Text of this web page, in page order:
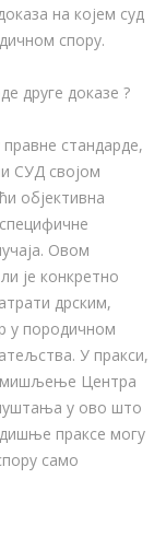
на којем суд
спору.
друге доказе ?
стандарде,
СУД својом
објективна
Овом
је конкретно
дрским,
у породичном
У пракси,
мишљење Центра
у ово што
праксе могу
само